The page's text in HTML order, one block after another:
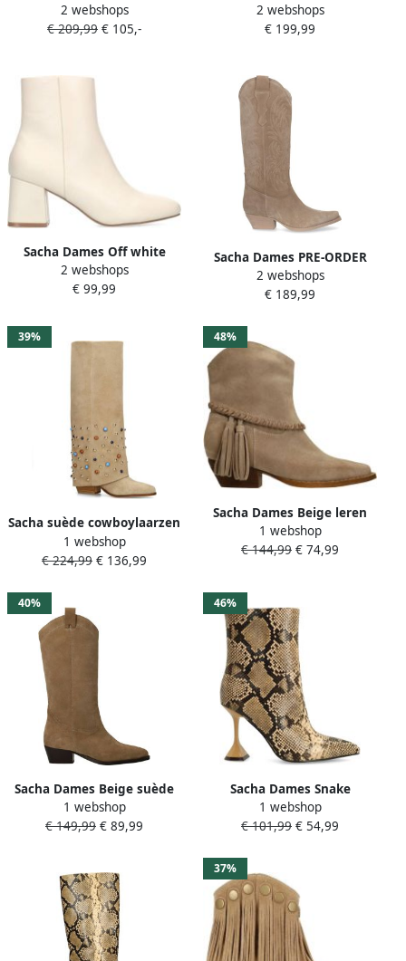
cowboylaarzen met flap
2 webshops
€ 209,99 € 105,-
western enkellaarsjes met
flap
2 webshops
€ 199,99
Sacha Dames Off white
enkellaarsjes met blokhak
2 webshops
€ 99,99
Sacha Dames PRE-ORDER
Beige suède cowboylaarzen
met stiksels
2 webshops
€ 189,99
39%
Sacha suède cowboylaarzen
met flap en gekleurde
studs beige
1 webshop
€ 224,99 € 136,99
48%
Sacha Dames Beige leren
western laarsjes
1 webshop
€ 144,99 € 74,99
40%
Sacha Dames Beige suède
cowboylaarzen
1 webshop
€ 149,99 € 89,99
46%
Sacha Dames Snake
enkellaarsjes met
trechterhak
1 webshop
€ 101,99 € 54,99
37%